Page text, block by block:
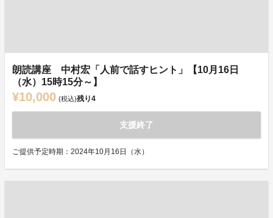
朗読講座 中村宏「人前で話すヒント」【10月16日
（水）15時15分～】
¥10,000 (税込)残り4
支援終了
ご提供予定時期：2024年10月16日（水）